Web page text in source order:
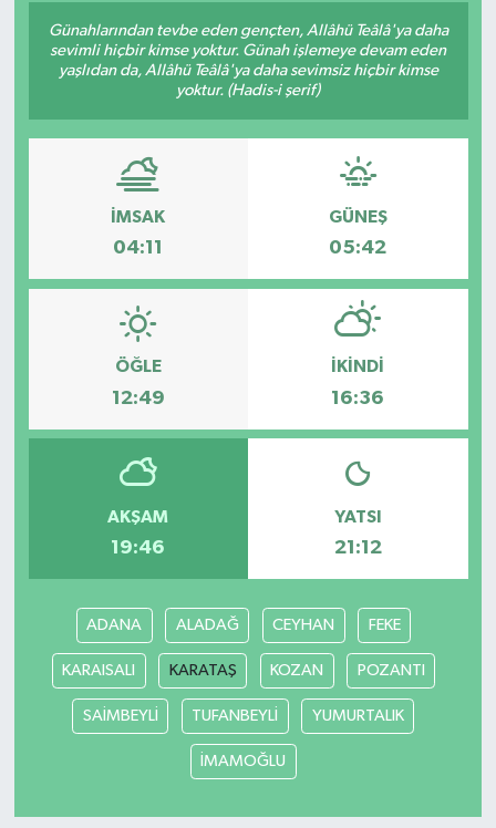
Günahlarından tevbe eden gençten, Allâhü Teâlâ'ya daha
sevimli hiçbir kimse yoktur. Günah işlemeye devam eden
yaşlıdan da, Allâhü Teâlâ'ya daha sevimsiz hiçbir kimse
yoktur. (Hadis-i şerif)
İMSAK
04:11
GÜNEŞ
05:42
ÖĞLE
12:49
İKINDI
16:36
AKŞAM
19:46
YATSI
21:12
ADANA ALADAĞ CEYHAN FEKE
KARAISALI KARATAŞ KOZAN POZANTI
SAİMBEYLİ TUFANBEYLİ YUMURTALIK
İMAMOĞLU
BİLİM VE TEKNOLOJİ
KURUMSAL